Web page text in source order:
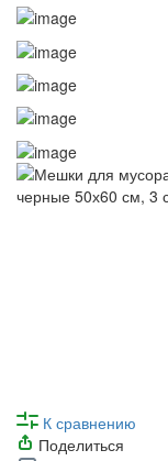
К сравнению
Поделиться